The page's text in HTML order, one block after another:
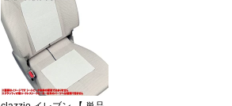
シートヒーター専用 ≫】
≪ Clazzioさんのコード
レスシートヒーターをご
愛用の方で ヒーターパネ
ルの調子が悪い等の場合
に ≫※シガープラグ/リ
モコンは別売※